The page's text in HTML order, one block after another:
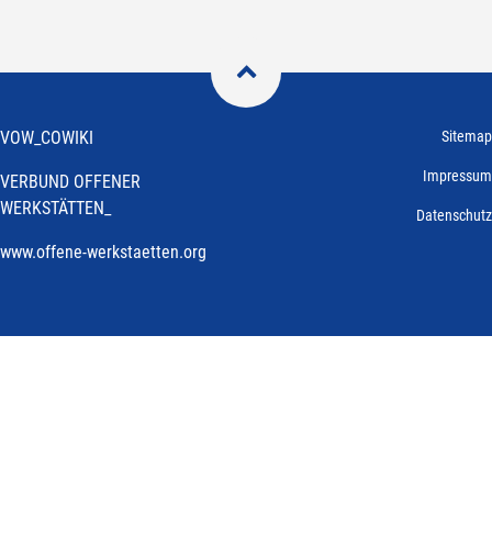

VOW_COWIKI
VERBUND OFFENER
WERKSTÄTTEN_
www.offene-werkstaetten.org
Sitemap
Impressum
Datenschutz